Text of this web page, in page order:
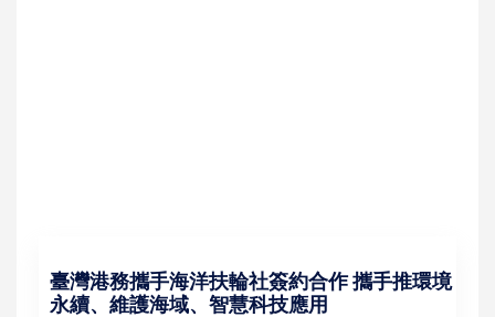
臺灣港務攜手海洋扶輪社簽約合作 攜手推環境
永續、維護海域、智慧科技應用